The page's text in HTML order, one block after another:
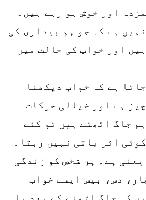
اور خوش ہو رہے ہیں۔
ہے کہ جو ہم بیداری کی
اور خواب کی حالت میں
ہے کہ خواب دیکھنا
ہے اور خیالی حرکات
جاگ اٹھتے ہیں تو کئے
اثر باقی نہیں رہتا۔
یعنی ہے۔ ہر شخص کو زندگی
دس، بیس ایسے خواب
کہ جاگ اٹھنے کے بعد یا